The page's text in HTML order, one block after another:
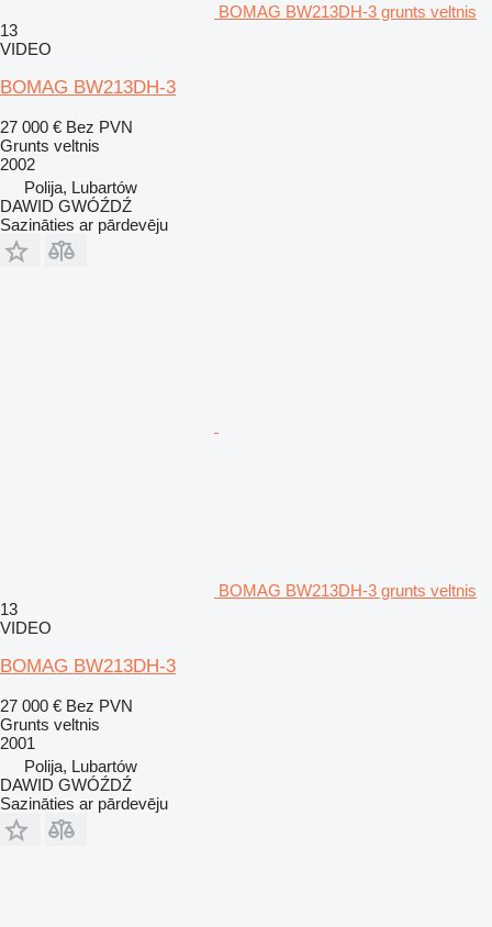
BOMAG BW213DH-3 grunts veltnis
13
VIDEO
BOMAG BW213DH-3
27 000 € Bez PVN
Grunts veltnis
2002
Polija, Lubartów
DAWID GWÓŹDŹ
Sazināties ar pārdevēju
BOMAG BW213DH-3 grunts veltnis
13
VIDEO
BOMAG BW213DH-3
27 000 € Bez PVN
Grunts veltnis
2001
Polija, Lubartów
DAWID GWÓŹDŹ
Sazināties ar pārdevēju